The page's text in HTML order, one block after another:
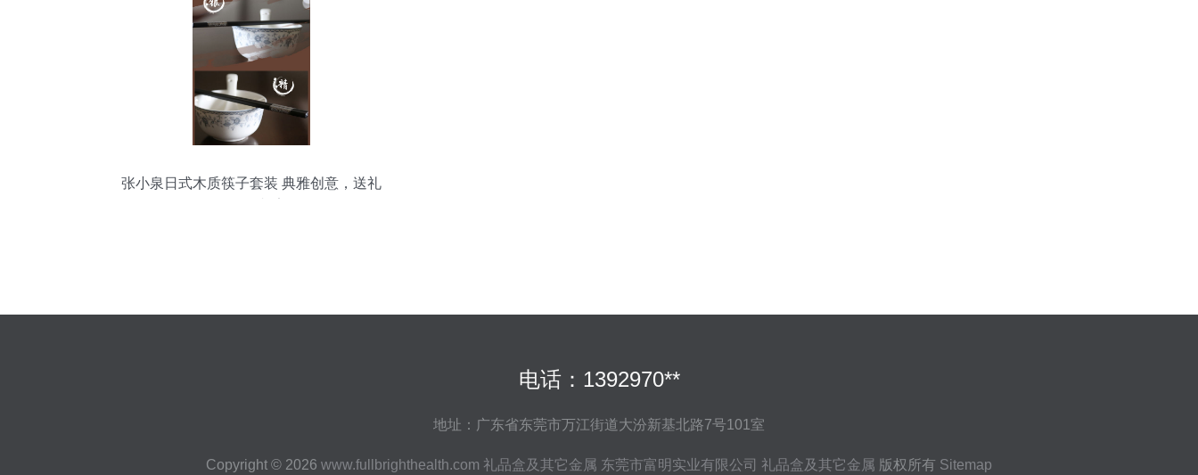
张小泉日式木质筷子套装 典雅创意，送礼
电话：1392970**
地址：广东省东莞市万江街道大汾新基北路7号101室
Copyright © 2026 www.fullbrighthealth.com 礼品盒及其它金属 东莞市富明实业有限公司 礼品盒及其它金属 版权所有 Sitemap